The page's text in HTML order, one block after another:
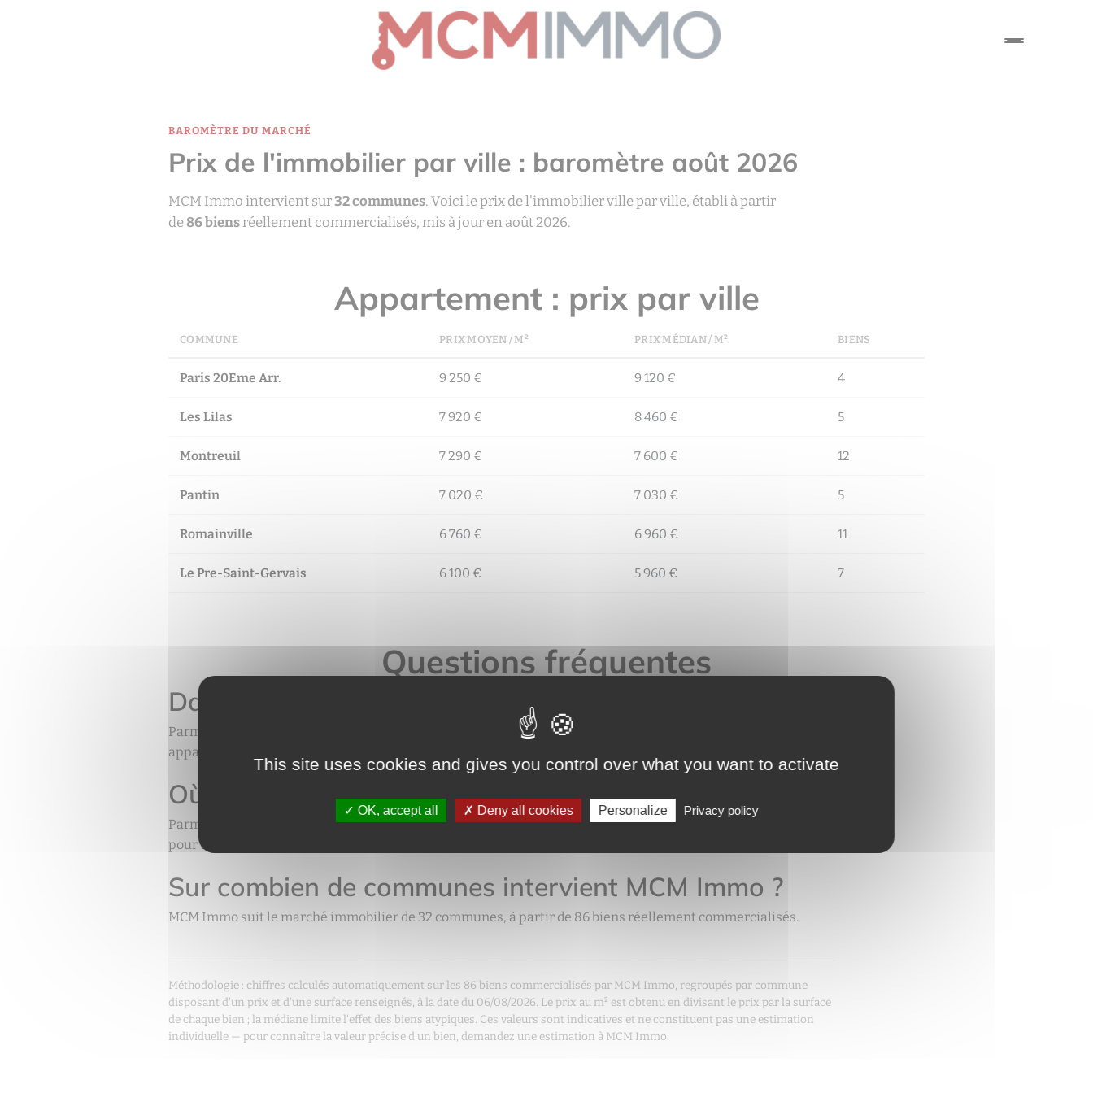
BAROMÈTRE DU MARCHÉ
Prix de l'immobilier par ville : baromètre août 2026
MCM Immo intervient sur32 communes. Voici le prix de l'immobilier ville par ville, établi à partir
de86 biensréellement commercialisés, mis à jour en août 2026.
Appartement : prix par ville
COMMUNE PRIX MOYEN / M² PRIX MÉDIAN / M² BIENS
Paris 20Eme Arr. 9 250 € 9 120 € 4
Les Lilas 7 920 € 8 460 € 5
Montreuil 7 290 € 7 600 € 12
Pantin 7 020 € 7 030 € 5
Romainville 6 760 € 6 960 € 11
Le Pre-Saint-Gervais 6 100 € 5 960 € 7
Questions fréquentes
Dans quelle commune l'immobilier est-il le plus cher ?
Parmi les communes suivies par MCM Immo, Paris 20Eme Arr. affiche le prix au m² le plus élevé pour un
appartement, à environ 9 250 €/m².
Où l'immobilier est-il le moins cher ?
Parmi les communes suivies par MCM Immo, Le Pre-Saint-Gervais affiche le prix au m² le plus abordable
pour un appartement, à environ 6 100 €/m².
Sur combien de communes intervient MCM Immo ?
MCM Immo suit le marché immobilier de 32 communes, à partir de 86 biens réellement commercialisés.
Méthodologie : chiffres calculés automatiquement sur les 86 biens commercialisés par MCM Immo, regroupés par commune
disposant d'un prix et d'une surface renseignés, à la date du 06/08/2026. Le prix au m² est obtenu en divisant le prix par la surface
de chaque bien ; la médiane limite l'effet des biens atypiques. Ces valeurs sont indicatives et ne constituent pas une estimation
individuelle — pour connaître la valeur précise d'un bien, demandez une estimation à MCM Immo.
This site uses cookies and gives you control over what you want to activate
OK, accept all Deny all cookies Personalize Privacy policy